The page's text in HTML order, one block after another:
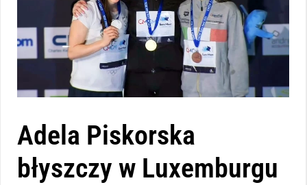
Adela Piskorska
błyszczy w Luxemburgu